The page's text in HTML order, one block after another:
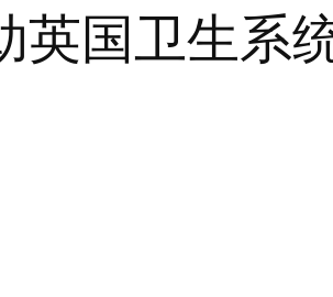
英国卫生系